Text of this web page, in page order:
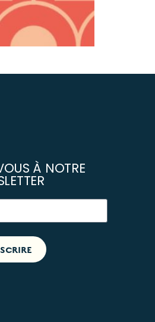
À NOTRE